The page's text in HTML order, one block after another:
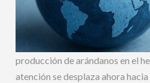
producción de arándanos en el
atención se desplaza ahora